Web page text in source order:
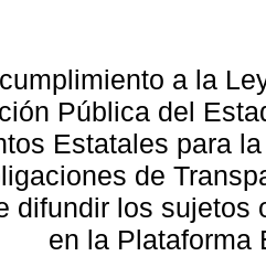
a la
Pública del
Estatales para
de
difundir los sujetos
en la Plataforma